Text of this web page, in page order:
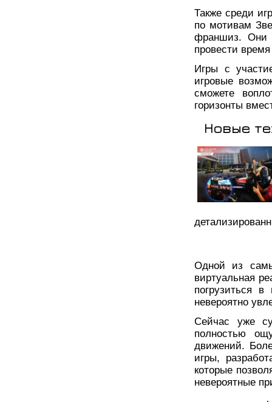
Также среди
по мотивам
франшиз. Они
провести
Игры с
игровые
сможете
горизонты
Новые
Одной из
виртуальная
погрузиться
невероятно
Сейчас уже
полностью
движений.
игры,
которые
невероятные